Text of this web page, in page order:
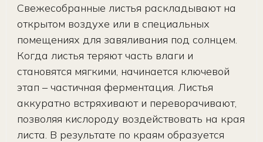
Свежесобранные листья раскладывают на
открытом воздухе или в специальных
помещениях для завяливания под солнцем.
Когда листья теряют часть влаги и
становятся мягкими, начинается ключевой
этап – частичная ферментация. Листья
аккуратно встряхивают и переворачивают,
позволяя кислороду воздействовать на края
листа. В результате по краям образуется